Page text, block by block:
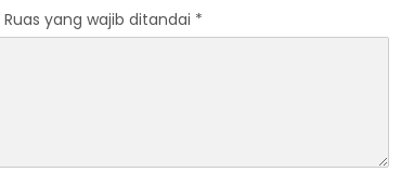
Ruas yang wajib ditandai *